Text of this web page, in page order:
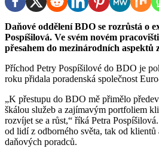
Daňové oddělení BDO se rozrůstá o expertku, kterou je současná prezidentka Komory daňových poradců Petra
Pospíšilová. Ve svém novém
přesahem do mezinárodních aspektů
Příchod Petry Pospíšilové do BDO je
roku přidala poradenská společnost
„K přestupu do BDO mě přimělo
škálou služeb a zajímavým portfoliem
rozvíjet se a růst,“ říká Petra
od lidí z odborného světa, tak od
daňových poradců.